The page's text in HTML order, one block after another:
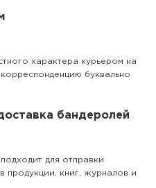
характера курьером на
буквально
бандеролей
для отправки
продукции, книг, журналов и